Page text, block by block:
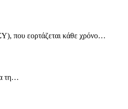
που εορτάζεται κάθε χρόνο…
τη…